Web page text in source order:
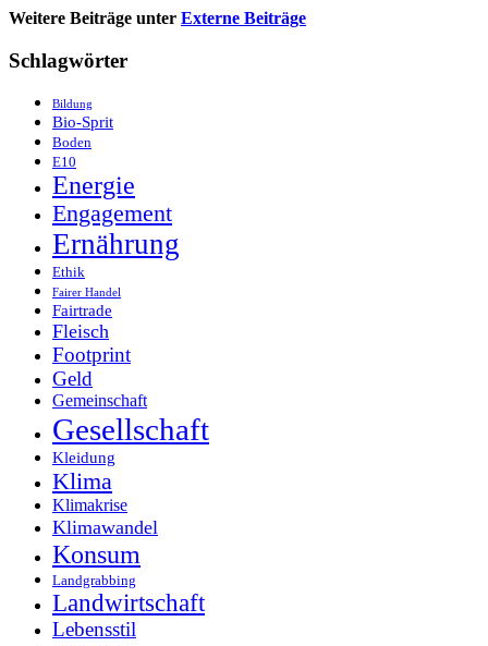
Weitere Beiträge unter Externe Beiträge
Schlagwörter
Bildung
Bio-Sprit
Boden
E10
Energie
Engagement
Ernährung
Ethik
Fairer Handel
Fairtrade
Fleisch
Footprint
Geld
Gemeinschaft
Gesellschaft
Kleidung
Klima
Klimakrise
Klimawandel
Konsum
Landgrabbing
Landwirtschaft
Lebensstil